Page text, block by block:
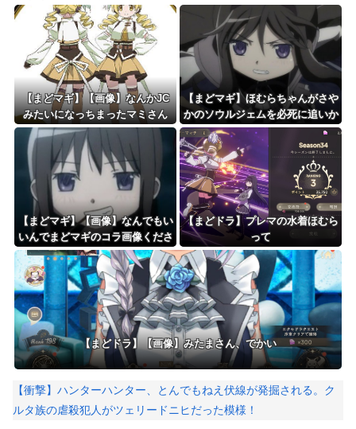
【まどマギ】【画像】なんかJC
みたいになっちまったマミさん
【まどマギ】ほむらちゃんがさや
かのソウルジェムを必死に追いか
けるところ
【まどマギ】【画像】なんでもい
いんでまどマギのコラ画像くださ
い
【まどドラ】プレマの水着ほむら
って
【まどドラ】【画像】みたまさん、でかい
【衝撃】ハンターハンター、とんでもねえ伏線が発掘される。ク
ルタ族の虐殺犯人がツェリードニヒだった模様！